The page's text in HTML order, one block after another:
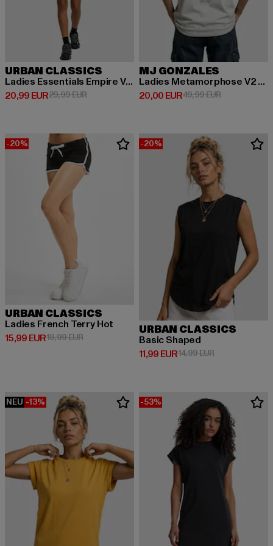
URBAN CLASSICS
Ladies Essentials Empire Valance
20,99 EUR
Derzeitiger Preis: 20,99 EUR
29,99 EURAktionspreis: 29,99 EUR
MJ GONZALES
Ladies Metamorphose V2 x Heavy Oversized
20,00 EUR
Derzeitiger Preis: 20,00 EUR
49,99 EURAktionspreis:
-20%
URBAN CLASSICS
Ladies French Terry Hot
15,99 EUR
Derzeitiger Preis: 15,99 EUR
19,99 EURAktionspreis: 19,99 EUR
-20%
URBAN CLASSICS
Basic Shaped
11,99 EUR
Derzeitiger Preis: 11,99 EUR
14,99 EURAktionspreis:
NEU -13% -53%